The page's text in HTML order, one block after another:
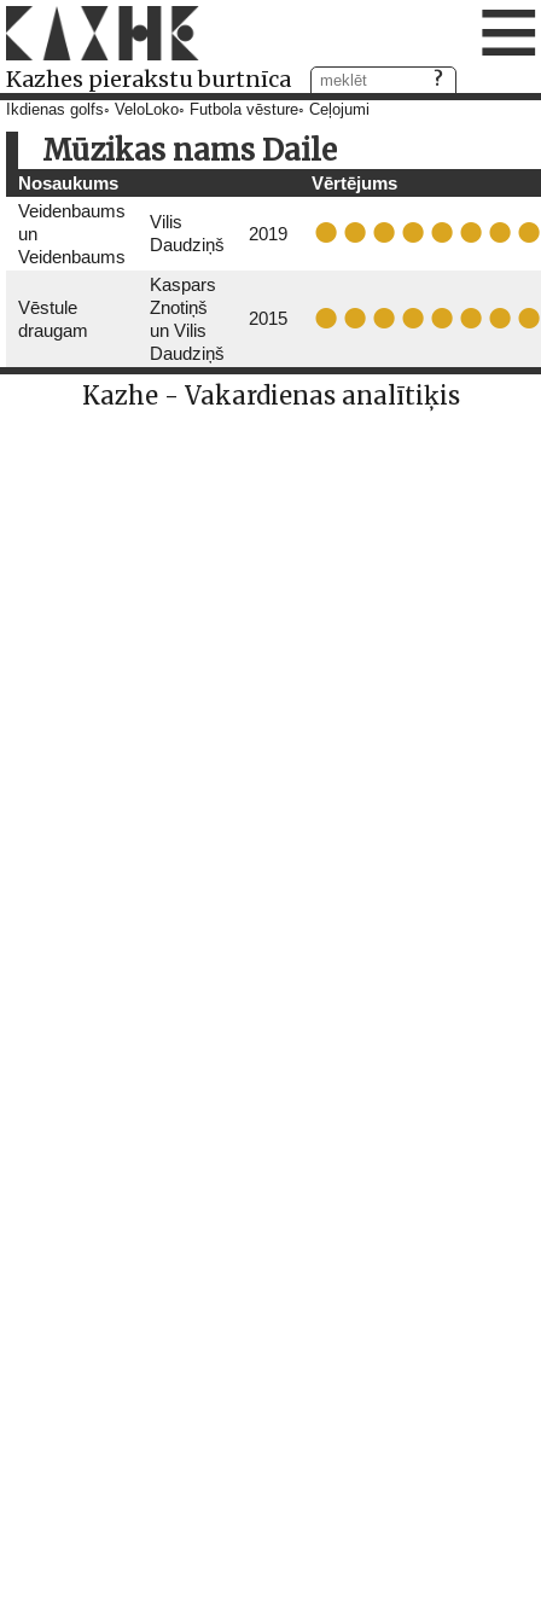
Kazhes pierakstu burtnīca ≡
Ikdienas golfs VeloLoko Futbola vēsture Ceļojumi
Mūzikas nams Daile
Nosaukums
Vērtējums
Veidenbaums
un
Veidenbaums
Vilis
Daudziņš
2019
Vēstule
draugam
Kaspars
Znotiņš
un Vilis
Daudziņš
2015
Kazhe - Vakardienas analītiķis